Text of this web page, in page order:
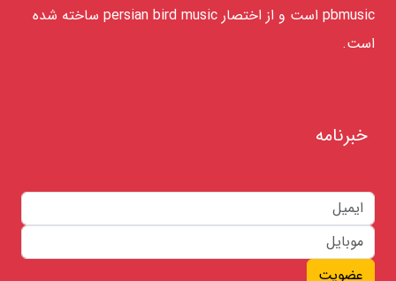
pbmusic است و از اختصار persian bird music ساخته شده
است.
خبرنامه
عضویت